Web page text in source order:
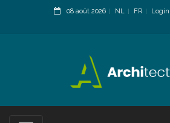
08 août 2026 NL FR
Login